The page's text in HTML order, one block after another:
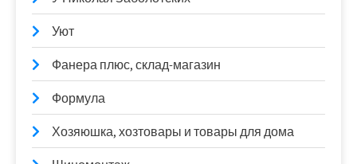
Уют
Фанера плюс, склад-магазин
Формула
Хозяюшка, хозтовары и товары для дома